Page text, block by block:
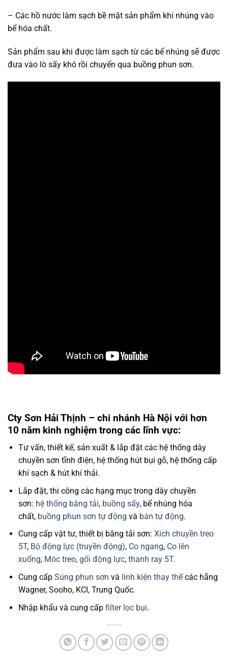
– Các hồ nước làm sạch bề mặt sản phẩm khi nhúng vào
bể hóa chất.
Sản phẩm sau khi được làm sạch từ các bể nhúng sẽ được
đưa vào lò sấy khô rồi chuyển qua buồng phun sơn.
Cty Sơn Hải Thịnh – chi nhánh Hà Nội với hơn
10 năm kinh nghiệm trong các lĩnh vực:
Tư vấn, thiết kế, sản xuất & lắp đặt các hệ thống dây
chuyền sơn tĩnh điện, hệ thống hút bụi gỗ, hệ thống cấp
khí sạch & hút khí thải.
Lắp đặt, thi công các hạng mục trong dây chuyền
sơn: hệ thống băng tải, buồng sấy, bể nhúng hóa
chất, buồng phun sơn tự động và bán tự động.
Cung cấp vật tư, thiết bị băng tải sơn: Xích chuyền treo
5T, Bộ động lực (truyền động), Co ngang, Co lên
xuống, Móc treo, gối động lực, thanh ray 5T.
Cung cấp Súng phun sơn và linh kiện thay thếcác hãng
Wagner, Sooho, KCI, Trung Quốc.
Nhập khẩu và cung cấp filter lọc bụi.